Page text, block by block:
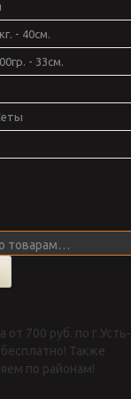
- 40см.
- 33см.
от 700 руб. по г.Усть-
Также
по районам!